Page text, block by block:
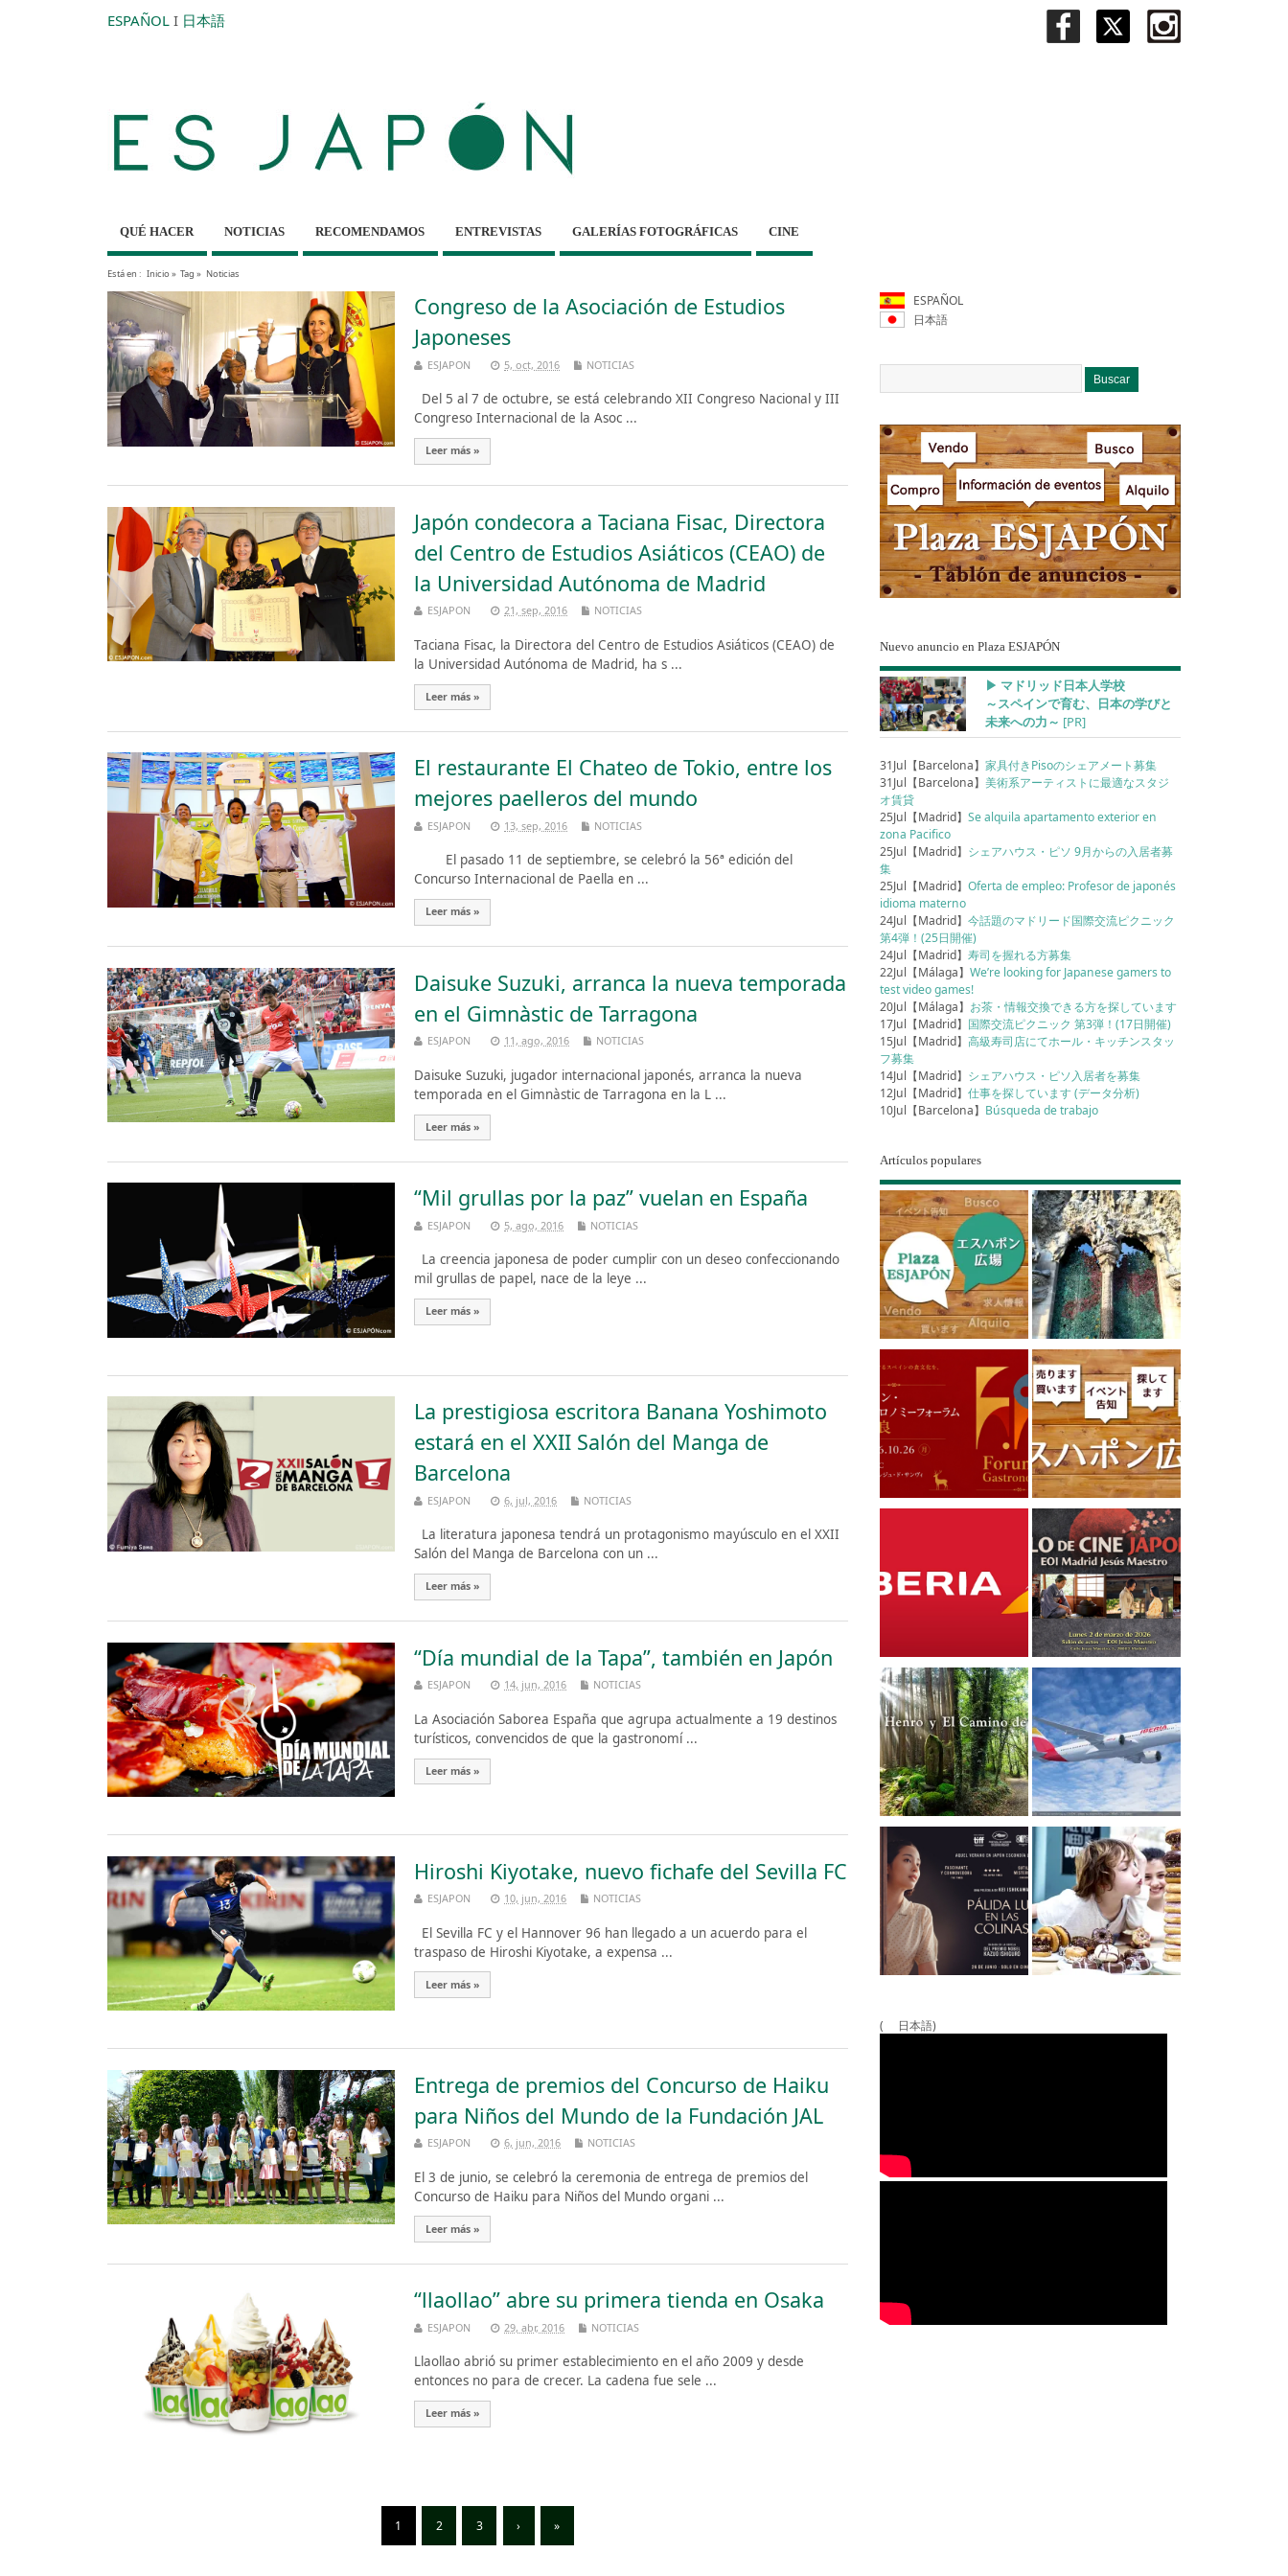
ESPAÑOL I 日本語
QUÉ HACER NOTICIAS RECOMENDAMOS ENTREVISTAS GALERÍAS FOTOGRÁFICAS CINE
Está en : Inicio» Tag » Noticias
Congreso de la Asociación de Estudios
Japoneses
ESJAPON 5, oct, 2016 NOTICIAS
Del 5 al 7 de octubre, se está celebrando XII Congreso Nacional y III
Congreso Internacional de la Asoc ...
Leer más »
Japón condecora a Taciana Fisac, Directora
del Centro de Estudios Asiáticos (CEAO) de
la Universidad Autónoma de Madrid
ESJAPON 21, sep, 2016 NOTICIAS
Taciana Fisac, la Directora del Centro de Estudios Asiáticos (CEAO) de
la Universidad Autónoma de Madrid, ha s ...
Leer más »
El restaurante El Chateo de Tokio, entre los
mejores paelleros del mundo
ESJAPON 13, sep, 2016 NOTICIAS
El pasado 11 de septiembre, se celebró la 56ª edición del
Concurso Internacional de Paella en ...
Leer más »
Daisuke Suzuki, arranca la nueva temporada
en el Gimnàstic de Tarragona
ESJAPON 11, ago, 2016 NOTICIAS
Daisuke Suzuki, jugador internacional japonés, arranca la nueva
temporada en el Gimnàstic de Tarragona en la L ...
Leer más »
“Mil grullas por la paz” vuelan en España
ESJAPON 5, ago, 2016 NOTICIAS
La creencia japonesa de poder cumplir con un deseo confeccionando
mil grullas de papel, nace de la leye ...
Leer más »
La prestigiosa escritora Banana Yoshimoto
estará en el XXII Salón del Manga de
Barcelona
ESJAPON 6, jul, 2016 NOTICIAS
La literatura japonesa tendrá un protagonismo mayúsculo en el XXII
Salón del Manga de Barcelona con un ...
Leer más »
“Día mundial de la Tapa”, también en Japón
ESJAPON 14, jun, 2016 NOTICIAS
La Asociación Saborea España que agrupa actualmente a 19 destinos
turísticos, convencidos de que la gastronomí ...
Leer más »
Hiroshi Kiyotake, nuevo fichafe del Sevilla FC
ESJAPON 10, jun, 2016 NOTICIAS
El Sevilla FC y el Hannover 96 han llegado a un acuerdo para el
traspaso de Hiroshi Kiyotake, a expensa ...
Leer más »
Entrega de premios del Concurso de Haiku
para Niños del Mundo de la Fundación JAL
ESJAPON 6, jun, 2016 NOTICIAS
El 3 de junio, se celebró la ceremonia de entrega de premios del
Concurso de Haiku para Niños del Mundo organi ...
Leer más »
“llaollao” abre su primera tienda en Osaka
ESJAPON 29, abr, 2016 NOTICIAS
Llaollao abrió su primer establecimiento en el año 2009 y desde
entonces no para de crecer. La cadena fue sele ...
Leer más »
1 2 3 › »
ESPAÑOL
日本語
Nuevo anuncio en Plaza ESJAPÓN
▶︎ マドリッド日本人学校
～スペインで育む、日本の学びと
未来への力～ [PR]
31Jul【Barcelona】家具付きPisoのシェアメート募集
31Jul【Barcelona】美術系アーティストに最適なスタジ
オ賃貸
25Jul【Madrid】Se alquila apartamento exterior en
zona Pacifico
25Jul【Madrid】 シェアハウス・ピソ 9月からの入居者募
集
25Jul【Madrid】Oferta de empleo: Profesor de japonés
idioma materno
24Jul【Madrid】今話題のマドリード国際交流ピクニック
第4弾！(25日開催)
24Jul【Madrid】寿司を握れる方募集
22Jul【Málaga】We’re looking for Japanese gamers to
test video games!
20Jul【Málaga】 お茶・情報交換できる方を探しています
17Jul【Madrid】 国際交流ピクニック 第3弾！(17日開催)
15Jul【Madrid】高級寿司店にてホール・キッチンスタッ
フ募集
14Jul【Madrid】 シェアハウス・ピソ入居者を募集
12Jul【Madrid】仕事を探しています (データ分析)
10Jul【Barcelona】 Búsqueda de trabajo
Artículos populares
( 日本語)